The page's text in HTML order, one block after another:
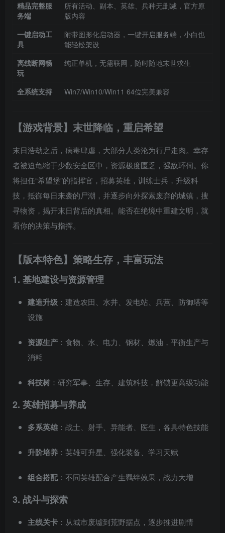
精品完整服
务端
所有活动、副本、英雄、兵种无删减，官方原
版内容
一键启动工
具
附带图形化启动器，一键开启服务端，小白也
能轻松架设
离线断网畅
玩
纯正单机，无需联网，随时随地末世求生
全系统支持 Win7/Win10/Win11 64位完美兼容
【游戏背景】末世降临，重启希望
末日浩劫之后，病毒肆虐，大部分人类沦为行尸走肉。幸存
者被迫龟缩于少数安全区中，资源极度匮乏，强敌环伺。你
将担任“希望堡”的指挥官，招募英雄，训练士兵，升级科
技，抵御每日来袭的尸潮，并逐步向外探索废弃的城镇，搜
寻物资，揭开末日背后的真相。能否在绝境中重建文明，就
看你的决策与指挥。
【版本特色】策略生存，丰富玩法
1. 基地建设与资源管理
建造升级 ：建造农田、水井、发电站、兵营、防御塔等
设施
资源生产 ：食物、水、电力、钢材、燃油，平衡生产与
消耗
科技树 ：研究军事、生存、建筑科技，解锁更高级功能
2. 英雄招募与养成
多系英雄 ：战士、射手、异能者、医生，各具特色技能
升阶培养 ：英雄可升星、强化装备、学习天赋
组合搭配：不同英雄配合产生羁绊效果，战力大增
3. 战斗与探索
主线关卡 ：从城市废墟到荒野据点，逐步推进剧情